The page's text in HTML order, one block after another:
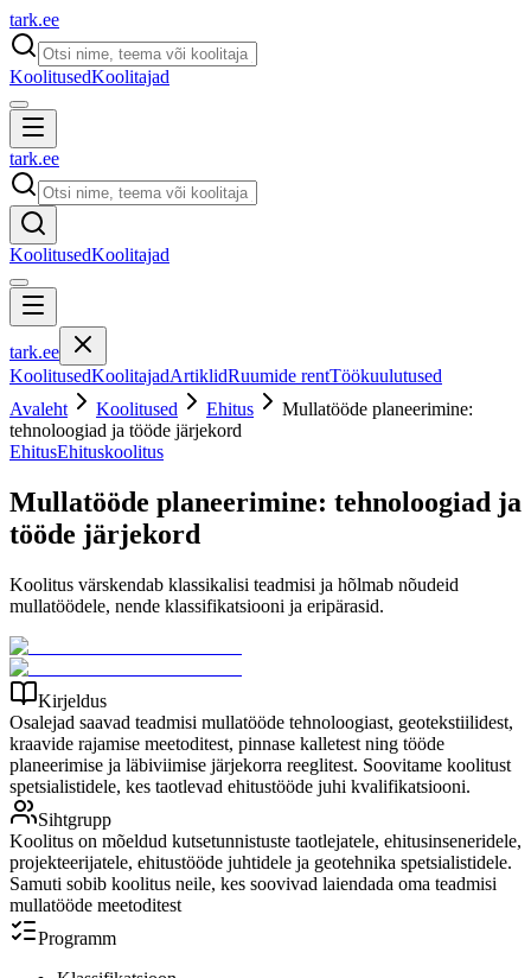
tark.ee
KoolitusedKoolitajad
tark.ee
KoolitusedKoolitajad
tark.ee
KoolitusedKoolitajadArtiklidRuumide rentTöökuulutused
Avaleht
Koolitused Ehitus
Mullatööde planeerimine:
tehnoloogiad ja tööde järjekord
EhitusEhituskoolitus
Mullatööde planeerimine: tehnoloogiad ja
tööde järjekord
Koolitus värskendab klassikalisi teadmisi ja hõlmab nõudeid
mullatöödele, nende klassifikatsiooni ja eripärasid.
Kirjeldus
Osalejad saavad teadmisi mullatööde tehnoloogiast, geotekstiilidest,
kraavide rajamise meetoditest, pinnase kalletest ning tööde
planeerimise ja läbiviimise järjekorra reeglitest. Soovitame koolitust
spetsialistidele, kes taotlevad ehitustööde juhi kvalifikatsiooni.
Sihtgrupp
Koolitus on mõeldud kutsetunnistuste taotlejatele, ehitusinseneridele,
projekteerijatele, ehitustööde juhtidele ja geotehnika spetsialistidele.
Samuti sobib koolitus neile, kes soovivad laiendada oma teadmisi
mullatööde meetoditest
Programm